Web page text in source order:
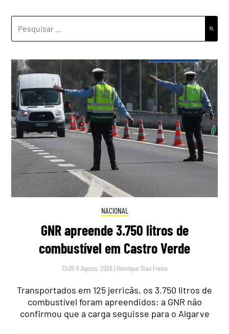
POR:
NACIONAL
GNR apreende 3.750 litros de
combustível em Castro Verde
13:05 9 Agosto, 2026 | Henrique Dias Freire
Transportados em 125 jerricãs, os 3.750 litros de
combustível foram apreendidos; a GNR não
confirmou que a carga seguisse para o Algarve